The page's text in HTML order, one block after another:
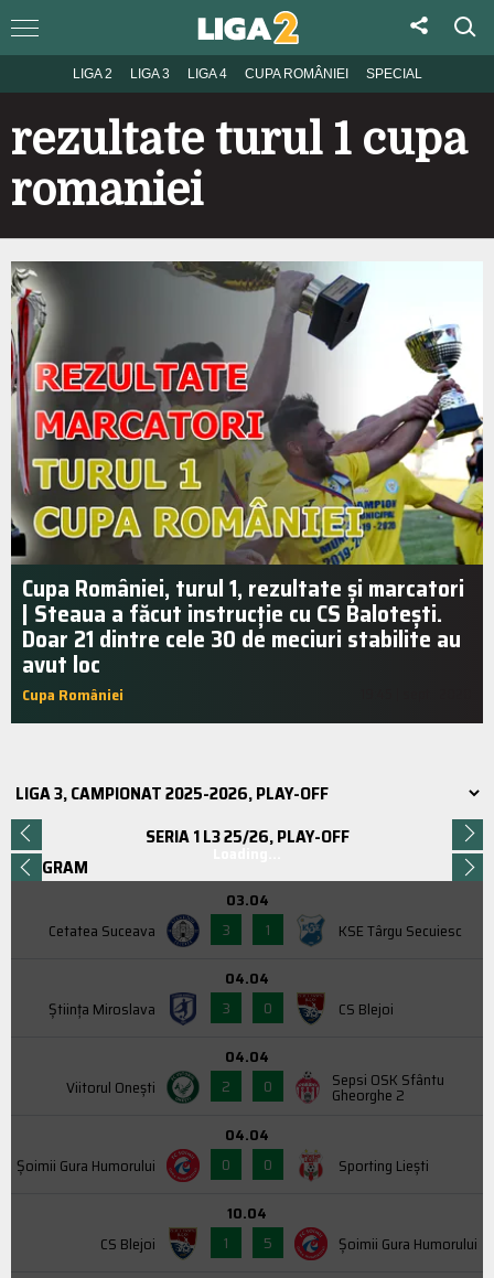
LIGA 2 LIGA 3 LIGA 4 CUPA ROMÂNIEI SPECIAL
rezultate turul 1 cupa
romaniei
Cupa României, turul 1, rezultate și marcatori
| Steaua a făcut instrucție cu CS Balotești.
Doar 21 dintre cele 30 de meciuri stabilite au
avut loc
Cupa României
SERIA 1 L3 25/26, PLAY-OFF
PROGRAM
Cetatea Suceava
03.04
3
1 KSE Târgu Secuiesc
Știința Miroslava
04.04
3
0 CS Blejoi
Viitorul Onești
04.04
2
0 Sepsi OSK Sfântu
Gheorghe 2
Şoimii Gura Humorului
04.04
0
0 Sporting Liești
CS Blejoi
10.04
1
5 Şoimii Gura Humorului